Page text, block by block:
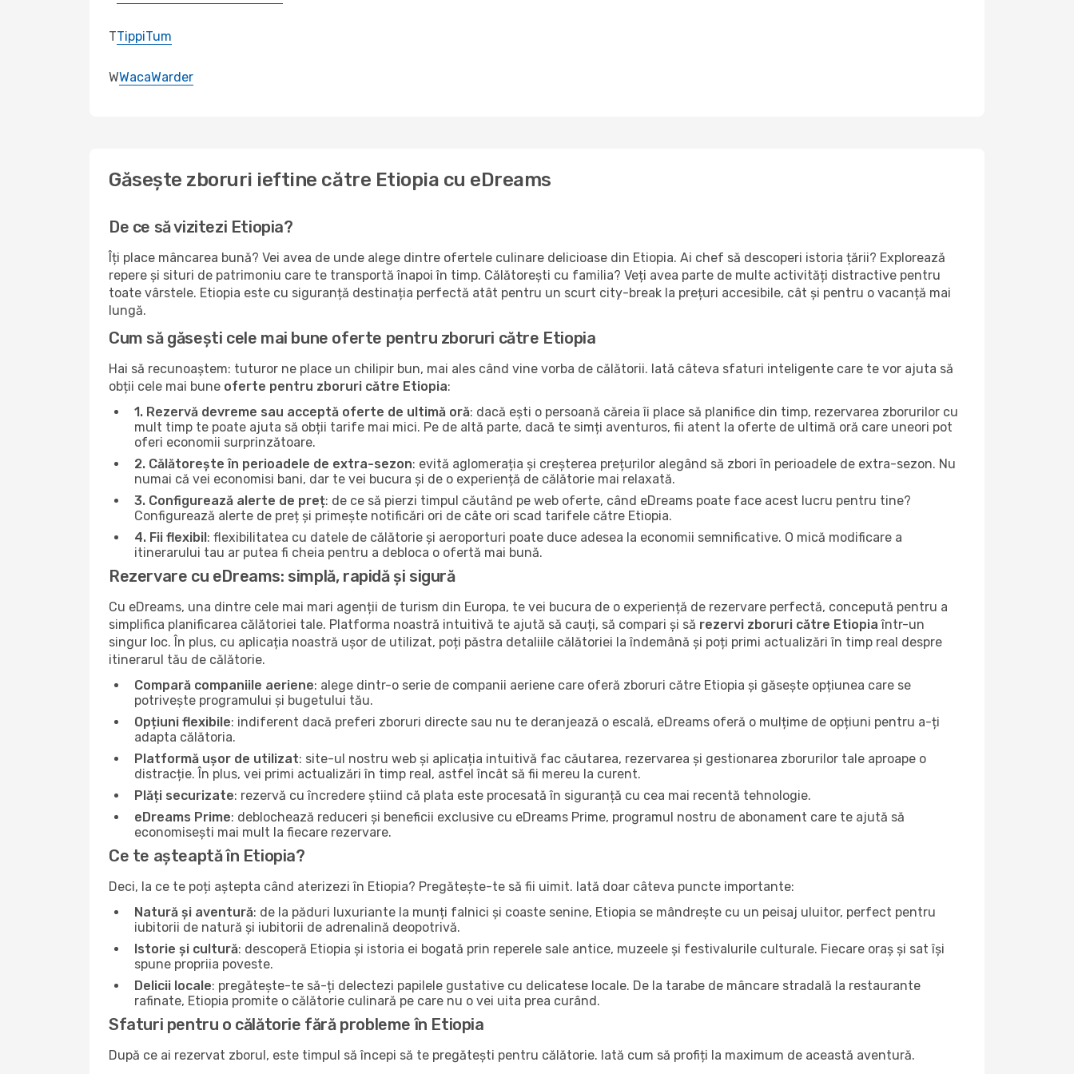
TTippiTum
WWacaWarder
Găsește zboruri ieftine către Etiopia cu eDreams
De ce să vizitezi Etiopia?
Îți place mâncarea bună? Vei avea de unde alege dintre ofertele culinare delicioase din Etiopia. Ai chef să descoperi istoria țării? Explorează
repere și situri de patrimoniu care te transportă înapoi în timp. Călătorești cu familia? Veți avea parte de multe activități distractive pentru
toate vârstele. Etiopia este cu siguranță destinația perfectă atât pentru un scurt city-break la prețuri accesibile, cât și pentru o vacanță mai
lungă.
Cum să găsești cele mai bune oferte pentru zboruri către Etiopia
Hai să recunoaștem: tuturor ne place un chilipir bun, mai ales când vine vorba de călătorii. Iată câteva sfaturi inteligente care te vor ajuta să
obții cele mai bune oferte pentru zboruri către Etiopia:
1. Rezervă devreme sau acceptă oferte de ultimă oră: dacă ești o persoană căreia îi place să planifice din timp, rezervarea zborurilor cu
mult timp te poate ajuta să obții tarife mai mici. Pe de altă parte, dacă te simți aventuros, fii atent la oferte de ultimă oră care uneori pot
oferi economii surprinzătoare.
2. Călătorește în perioadele de extra-sezon: evită aglomerația și creșterea prețurilor alegând să zbori în perioadele de extra-sezon. Nu
numai că vei economisi bani, dar te vei bucura și de o experiență de călătorie mai relaxată.
3. Configurează alerte de preț: de ce să pierzi timpul căutând pe web oferte, când eDreams poate face acest lucru pentru tine?
Configurează alerte de preț și primește notificări ori de câte ori scad tarifele către Etiopia.
4. Fii flexibil: flexibilitatea cu datele de călătorie și aeroporturi poate duce adesea la economii semnificative. O mică modificare a
itinerarului tau ar putea fi cheia pentru a debloca o ofertă mai bună.
Rezervare cu eDreams: simplă, rapidă și sigură
Cu eDreams, una dintre cele mai mari agenții de turism din Europa, te vei bucura de o experiență de rezervare perfectă, concepută pentru a
simplifica planificarea călătoriei tale. Platforma noastră intuitivă te ajută să cauți, să compari și să rezervi zboruri către Etiopia într-un
singur loc. În plus, cu aplicația noastră ușor de utilizat, poți păstra detaliile călătoriei la îndemână și poți primi actualizări în timp real despre
itinerarul tău de călătorie.
Compară companiile aeriene: alege dintr-o serie de companii aeriene care oferă zboruri către Etiopia și găsește opțiunea care se
potrivește programului și bugetului tău.
Opțiuni flexibile: indiferent dacă preferi zboruri directe sau nu te deranjează o escală, eDreams oferă o mulțime de opțiuni pentru a-ți
adapta călătoria.
Platformă ușor de utilizat: site-ul nostru web și aplicația intuitivă fac căutarea, rezervarea și gestionarea zborurilor tale aproape o
distracție. În plus, vei primi actualizări în timp real, astfel încât să fii mereu la curent.
Plăți securizate: rezervă cu încredere știind că plata este procesată în siguranță cu cea mai recentă tehnologie.
eDreams Prime: deblochează reduceri și beneficii exclusive cu eDreams Prime, programul nostru de abonament care te ajută să
economisești mai mult la fiecare rezervare.
Ce te așteaptă în Etiopia?
Deci, la ce te poți aștepta când aterizezi în Etiopia? Pregătește-te să fii uimit. Iată doar câteva puncte importante:
Natură și aventură: de la păduri luxuriante la munți falnici și coaste senine, Etiopia se mândrește cu un peisaj uluitor, perfect pentru
iubitorii de natură și iubitorii de adrenalină deopotrivă.
Istorie și cultură: descoperă Etiopia și istoria ei bogată prin reperele sale antice, muzeele și festivalurile culturale. Fiecare oraș și sat își
spune propriia poveste.
Delicii locale: pregătește-te să-ți delectezi papilele gustative cu delicatese locale. De la tarabe de mâncare stradală la restaurante
rafinate, Etiopia promite o călătorie culinară pe care nu o vei uita prea curând.
Sfaturi pentru o călătorie fără probleme în Etiopia
După ce ai rezervat zborul, este timpul să începi să te pregătești pentru călătorie. Iată cum să profiți la maximum de această aventură.